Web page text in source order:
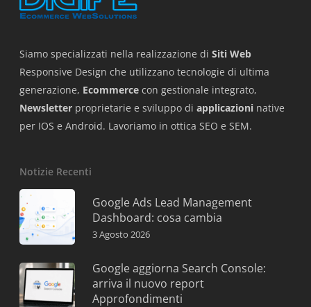
Siamo specializzati nella realizzazione di Siti Web
Responsive Design che utilizzano tecnologie di ultima
generazione, Ecommerce con gestionale integrato,
Newsletter proprietarie e sviluppo di applicazioni native
per IOS e Android. Lavoriamo in ottica SEO e SEM.
Notizie Recenti
Google Ads Lead Management
Dashboard: cosa cambia
3 Agosto 2026
Google aggiorna Search Console:
arriva il nuovo report
Approfondimenti